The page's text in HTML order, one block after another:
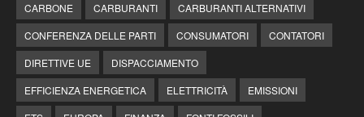
CARBONE
CARBURANTI
CARBURANTI ALTERNATIVI
CONFERENZA DELLE PARTI
CONSUMATORI
CONTATORI
DIRETTIVE UE
DISPACCIAMENTO
EFFICIENZA ENERGETICA
ELETTRICITÀ
EMISSIONI